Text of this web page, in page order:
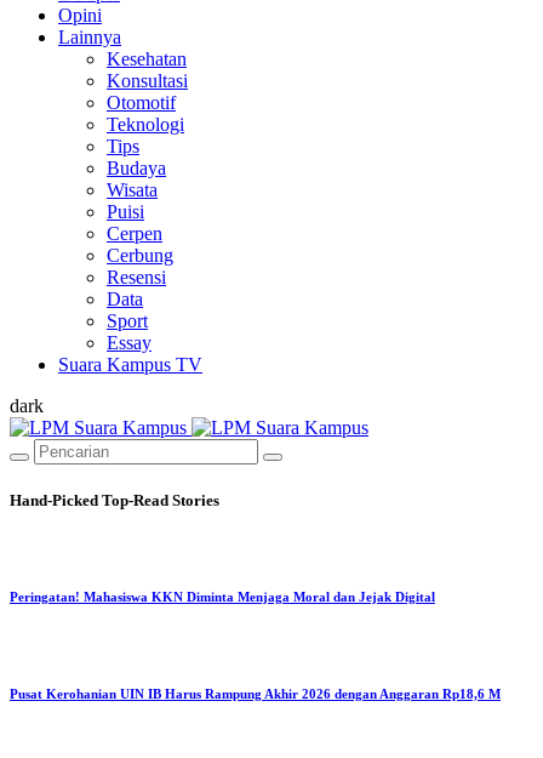
Opini
Lainnya
Kesehatan
Konsultasi
Otomotif
Teknologi
Tips
Budaya
Wisata
Puisi
Cerpen
Cerbung
Resensi
Data
Sport
Essay
Suara Kampus TV
dark
Hand-Picked Top-Read Stories
Peringatan! Mahasiswa KKN Diminta Menjaga Moral dan Jejak Digital
Pusat Kerohanian UIN IB Harus Rampung Akhir 2026 dengan Anggaran Rp18,6 M